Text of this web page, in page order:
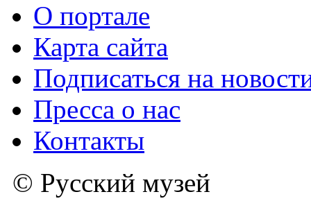
О портале
Карта сайта
Подписаться на
Пресса о нас
Контакты
© Русский музей